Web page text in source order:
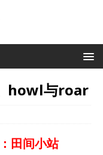
howl与roar
田间小站